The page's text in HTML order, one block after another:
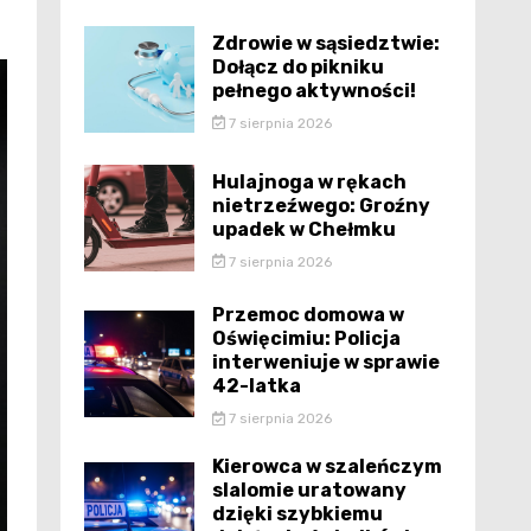
Zdrowie w sąsiedztwie:
Dołącz do pikniku
pełnego aktywności!
7 sierpnia 2026
Hulajnoga w rękach
nietrzeźwego: Groźny
upadek w Chełmku
7 sierpnia 2026
Przemoc domowa w
Oświęcimiu: Policja
interweniuje w sprawie
42-latka
7 sierpnia 2026
Kierowca w szaleńczym
slalomie uratowany
dzięki szybkiemu